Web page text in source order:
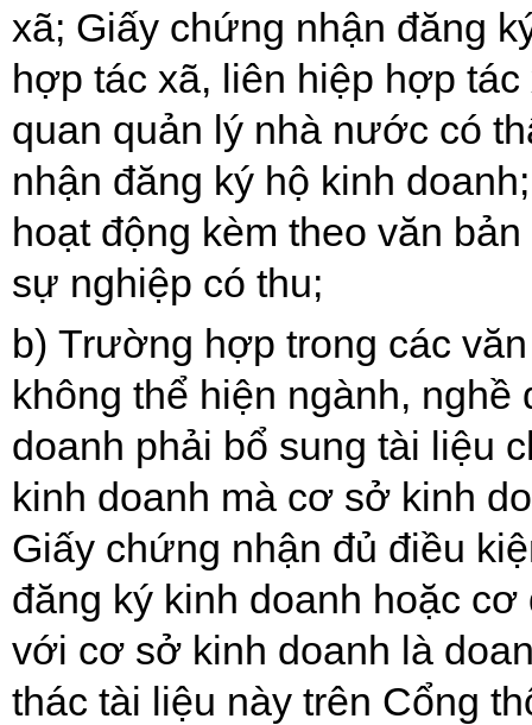
xã; Giấy chứng nhận đăng
hợp tác xã, liên hiệp hợp
quan quản lý nhà nước có
nhận đăng ký hộ kinh
hoạt động kèm theo văn
sự nghiệp có thu;
b) Trường hợp trong các
không thể hiện ngành, nghề
doanh phải bổ sung tài liệu
kinh doanh mà cơ sở kinh
Giấy chứng nhận đủ điều
đăng ký kinh doanh hoặc
với cơ sở kinh doanh là
thác tài liệu này trên Cổng